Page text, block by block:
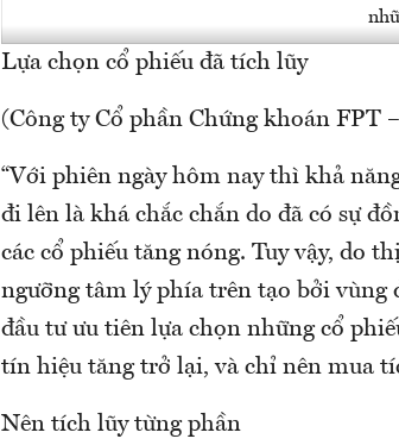
Lựa chọn cổ phiếu đã tích lũy
(Công ty Cổ phần Chứng khoán FPT
“Với phiên ngày hôm nay thì khả
đi lên là khá chắc chắn do đã có sự
các cổ phiếu tăng nóng. Tuy vậy, do
ngưỡng tâm lý phía trên tạo bởi
đầu tư ưu tiên lựa chọn những cổ
tín hiệu tăng trở lại, và chỉ nên mua
Nên tích lũy từng phần